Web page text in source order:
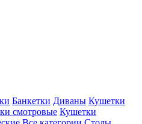
Банкетки Диваны Кушетки
смотровые Кушетки